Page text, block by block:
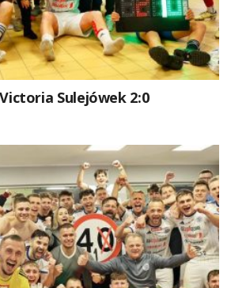
Sulejówek 2:0